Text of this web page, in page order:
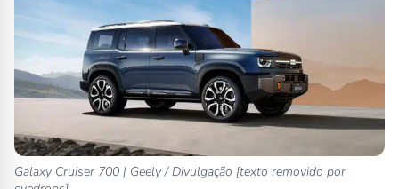
Galaxy Cruiser 700 | Geely / Divulgação [texto removido por